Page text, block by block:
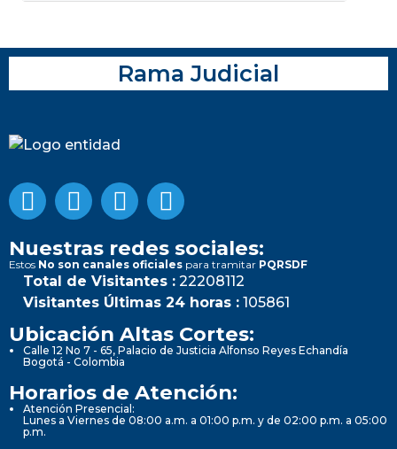
Rama Judicial
Nuestras redes sociales:
Estos No son canales oficiales para tramitar PQRSDF
Total de Visitantes : 22208112
Visitantes Últimas 24 horas : 105861
Ubicación Altas Cortes:
Calle 12 No 7 - 65, Palacio de Justicia Alfonso Reyes Echandía
Bogotá - Colombia
Horarios de Atención:
Atención Presencial:
Lunes a Viernes de 08:00 a.m. a 01:00 p.m. y de 02:00 p.m. a 05:00
p.m.